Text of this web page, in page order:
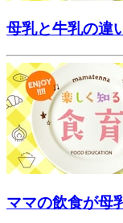
母乳と牛乳の違
ママの飲食が母